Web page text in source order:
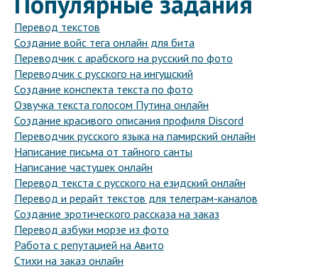
Перевод текстов
Создание войс тега онлайн для бита
Переводчик с арабского на русский по фото
Переводчик с русского на ингушский
Создание конспекта текста по фото
Озвучка текста голосом Путина онлайн
Создание красивого описания профиля Discord
Переводчик русского языка на памирский онлайн
Написание письма от тайного санты
Написание частушек онлайн
Перевод текста с русского на езидский онлайн
Перевод и рерайт текстов для телеграм-каналов
Создание эротического рассказа на заказ
Перевод азбуки морзе из фото
Работа с репутацией на Авито
Стихи на заказ онлайн